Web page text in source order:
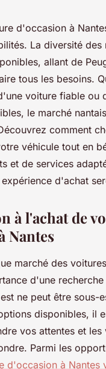
d'occasion à
La diversité des
allant de
tous les besoins.
voiture fiable ou
le marché
comment
véhicule tout en
et de services
d'achat
à l'achat de
Nantes
marché des
d'une recherche
ne peut être sous-
disponibles, il
vos attentes et les
Parmi les
d'occasion à Nantes